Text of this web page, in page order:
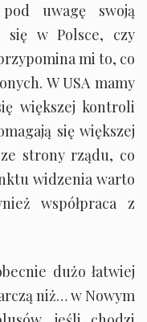
uwagę swoją
się w Polsce, czy
mi to, co
W USA mamy
większej kontroli
się większej
strony rządu, co
widzenia warto
współpraca z
dużo łatwiej
niż… w Nowym